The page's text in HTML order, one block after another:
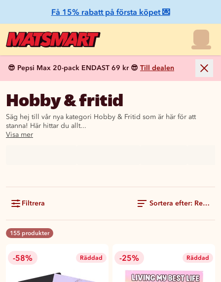
Få 15% rabatt på första köpet 💌
😎 Pepsi Max 20-pack ENDAST 69 kr 😎 Till dealen
Hobby & fritid
Säg hej till vår nya kategori Hobby & Fritid som är här för att
stanna! Här hittar du allt...
Visa mer
Filtrera Sortera efter:
155 produkter
-58% Räddad -25% Räddad